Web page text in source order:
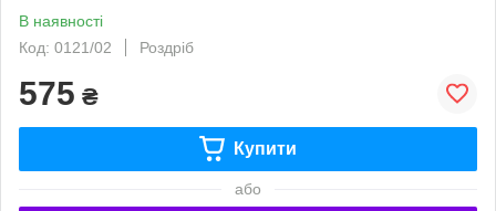
В наявності
Код: 0121/02
Роздріб
575 ₴
Купити
або